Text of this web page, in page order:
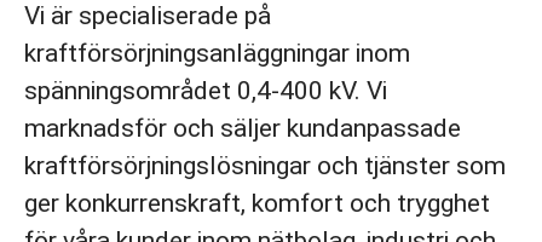
Vi är specialiserade på
kraftförsörjningsanläggningar inom
spänningsområdet 0,4-400 kV. Vi
marknadsför och säljer kundanpassade
kraftförsörjningslösningar och tjänster som
ger konkurrenskraft, komfort och trygghet